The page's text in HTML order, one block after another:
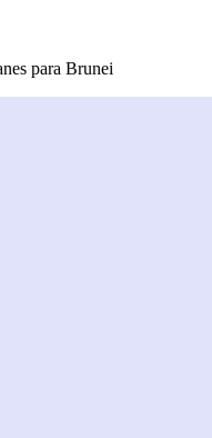
para Brunei